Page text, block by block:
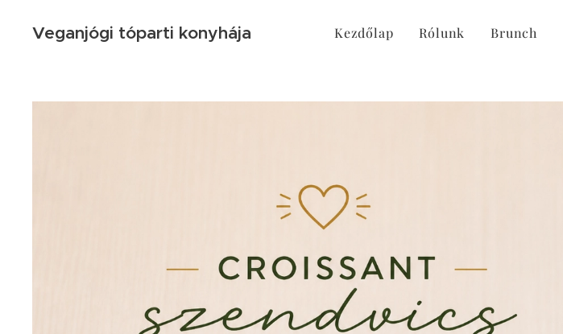
Veganjógi tóparti konyhája Kezdőlap Rólunk Brunch